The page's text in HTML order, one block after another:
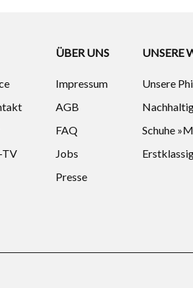
TV
ÜBER UNS
Impressum
AGB
FAQ
Jobs
Presse
UNSERE
Unsere
Schuhe